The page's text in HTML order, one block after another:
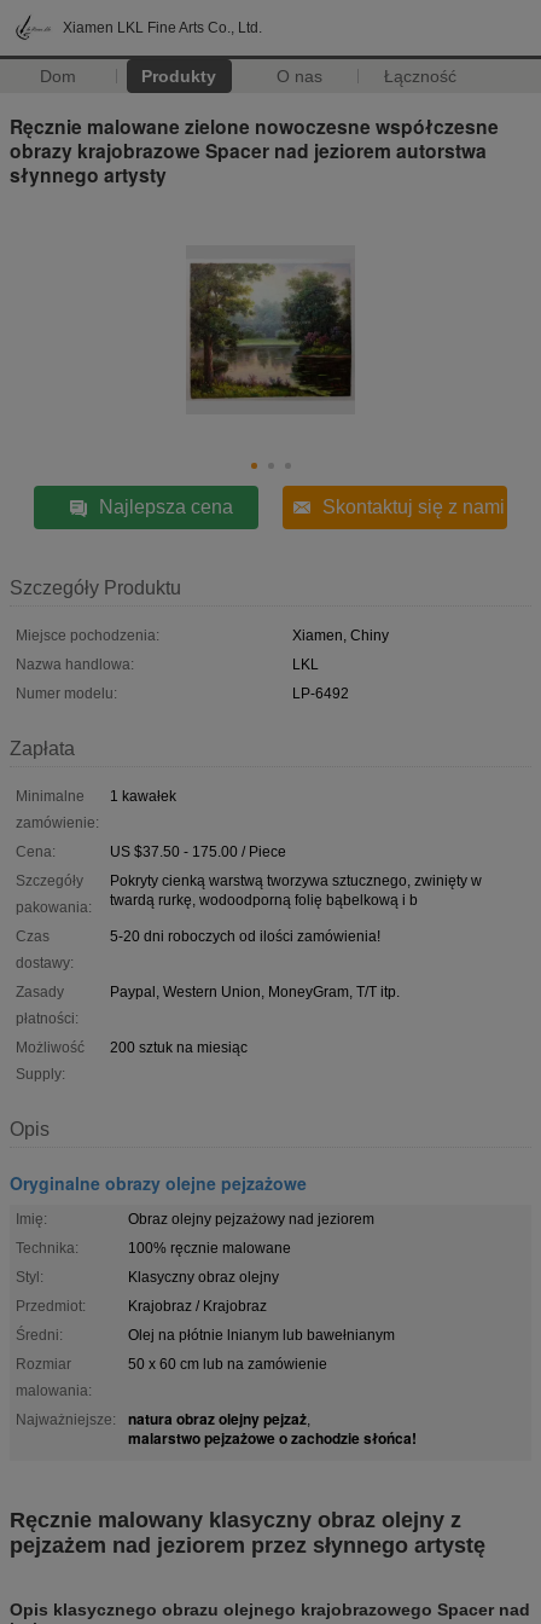
Xiamen LKL Fine Arts Co., Ltd.
Dom Produkty O nas Łączność
Ręcznie malowane zielone nowoczesne współczesne
obrazy krajobrazowe Spacer nad jeziorem autorstwa
słynnego artysty
Najlepsza cena Skontaktuj się z nami
Szczegóły Produktu
Miejsce pochodzenia:
Xiamen, Chiny
Nazwa handlowa:
LKL
Numer modelu:
LP-6492
Zapłata
Minimalne
zamówienie:
1 kawałek
Cena:
US $37.50 - 175.00 / Piece
Szczegóły
pakowania:
Pokryty cienką warstwą tworzywa sztucznego, zwinięty w
twardą rurkę, wodoodporną folię bąbelkową i b
Czas
dostawy:
5-20 dni roboczych od ilości zamówienia!
Zasady
płatności:
Paypal, Western Union, MoneyGram, T/T itp.
Możliwość
Supply:
200 sztuk na miesiąc
Opis
Oryginalne obrazy olejne pejzażowe
Imię:
Obraz olejny pejzażowy nad jeziorem
Technika:
100% ręcznie malowane
Styl:
Klasyczny obraz olejny
Przedmiot:
Krajobraz / Krajobraz
Średni:
Olej na płótnie lnianym lub bawełnianym
Rozmiar
malowania:
50 x 60 cm lub na zamówienie
Najważniejsze: natura obraz olejny pejzaż,
malarstwo pejzażowe o zachodzie słońca!
Ręcznie malowany klasyczny obraz olejny z
pejzażem nad jeziorem przez słynnego artystę
Opis klasycznego obrazu olejnego krajobrazowego Spacer nad